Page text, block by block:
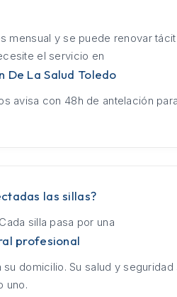
mensual y se puede renovar
el servicio en
De La Salud Toledo
avisa con 48h de antelación
las sillas?
silla pasa por una
profesional
su domicilio. Su salud y seguridad
uno.